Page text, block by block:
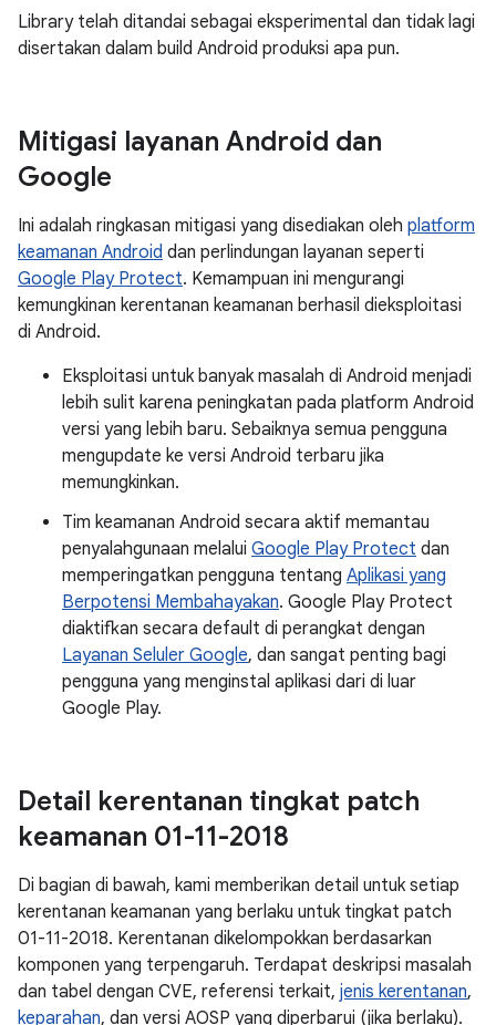
Library telah ditandai sebagai eksperimental dan tidak lagi
disertakan dalam build Android produksi apa pun.
Mitigasi layanan Android dan
Google
Ini adalah ringkasan mitigasi yang disediakan oleh platform
keamanan Android dan perlindungan layanan seperti
Google Play Protect. Kemampuan ini mengurangi
kemungkinan kerentanan keamanan berhasil dieksploitasi
di Android.
Eksploitasi untuk banyak masalah di Android menjadi
lebih sulit karena peningkatan pada platform Android
versi yang lebih baru. Sebaiknya semua pengguna
mengupdate ke versi Android terbaru jika
memungkinkan.
Tim keamanan Android secara aktif memantau
penyalahgunaan melalui Google Play Protect dan
memperingatkan pengguna tentang Aplikasi yang
Berpotensi Membahayakan. Google Play Protect
diaktifkan secara default di perangkat dengan
Layanan Seluler Google, dan sangat penting bagi
pengguna yang menginstal aplikasi dari di luar
Google Play.
Detail kerentanan tingkat patch
keamanan 01-11-2018
Di bagian di bawah, kami memberikan detail untuk setiap
kerentanan keamanan yang berlaku untuk tingkat patch
01-11-2018. Kerentanan dikelompokkan berdasarkan
komponen yang terpengaruh. Terdapat deskripsi masalah
dan tabel dengan CVE, referensi terkait, jenis kerentanan,
keparahan, dan versi AOSP yang diperbarui (jika berlaku).